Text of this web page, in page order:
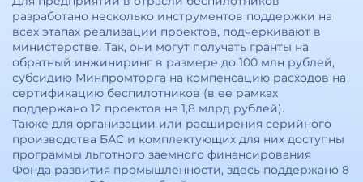
разработано несколько инструментов поддержки на
всех этапах реализации проектов, подчеркивают в
министерстве. Так, они могут получать гранты на
обратный инжиниринг в размере до 100 млн рублей,
субсидию Минпромторга на компенсацию расходов на
сертификацию беспилотников (в ее рамках
поддержано 12 проектов на 1,8 млрд рублей).
Также для организации или расширения серийного
производства БАС и комплектующих для них доступны
программы льготного заемного финансирования
Фонда развития промышленности, здесь поддержано 8